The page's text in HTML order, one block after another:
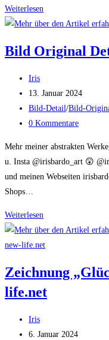
Weiterlesen
BilderVideo
24
Bild Original
Beitrags-
Autor:
Iris
Beitrag
veröffentlicht:
13. Januar 2024
Beitrags-
Kategorie:
Bild-Detail/Bild-
Beitrags-
0 Kommentare
Mehr meiner abstrakten
u. Insta @irisbardo_art 😲
und meinen Webseiten
Shops…
Weiterlesen
Original
Detail
Zeichnung
life.net
Beitrags-
Autor:
Iris
Beitrag
6. Januar 2024